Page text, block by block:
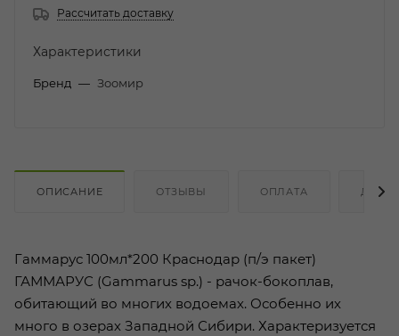
Рассчитать доставку
Характеристики
Бренд — Зоомир
ОПИСАНИЕ ОТЗЫВЫ ОПЛАТА
Гаммарус 100мл*200 Краснодар (п/э пакет)
ГАММАРУС (Gammarus sp.) - рачок-бокоплав,
обитающий во многих водоемах. Особенно их
много в озерах Западной Сибири. Характеризуется